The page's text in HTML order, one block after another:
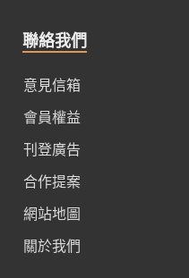
聯絡我們
意見信箱
會員權益
刊登廣告
合作提案
網站地圖
關於我們